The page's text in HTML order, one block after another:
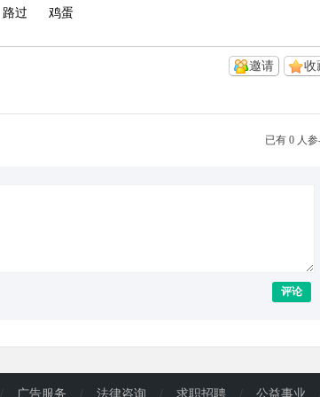
路过 鸡蛋
收
邀请
已有 0 人
评论
/ 广告服务 / 法律咨询 / 求职招聘 / 公益事业